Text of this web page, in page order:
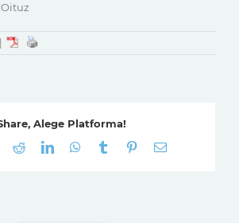
Alege Platforma!
RedditLinkedInWhatsApp
Tumblr Pinterest
E-